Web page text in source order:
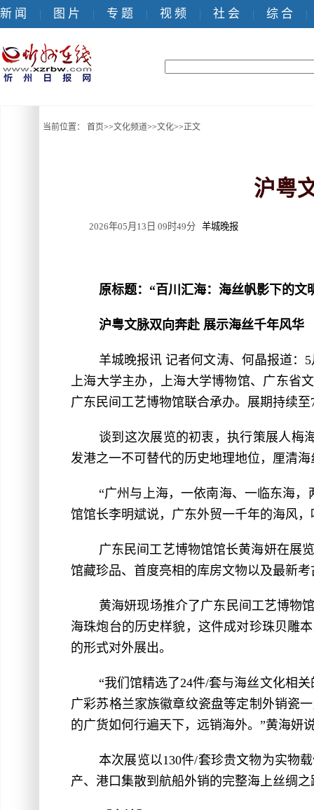
新 闻 | 图 片 | 专 题 | 视 频 | 社 会 | 综 合 |
当前位置： 首页>>文化频道>>文化>>正文
沪粤
2026年05月13日 09时49分 羊城晚报
原标题：“百川汇海：海丝帆影下的
沪粤文脉双向奔赴 展示海丝千年风华
羊城晚报讯 记者何文涛、何晶报道：
上海大学主办，上海大学博物馆、广东省
广东民间工艺博物馆联合承办。展期持续至
谈到这次展览的初衷，执行策展人梅
发港之一不可替代的历史地理地位，厘清
“广州与上海，一依南海、一临东海
馆馆长李明斌说，广东外贸一千年的海风
广东民间工艺博物馆馆长黄海妍在展
馆藏珍品、首度亮相的库房文物以及最新
黄海妍现场推介了广东民间工艺博物
海珠炮台的历史样貌，这件成对珍珠贝雕
的形式对外展出。
“我们馆精选了24件/套与海丝文化相
广彩苏格兰家族徽章纹瓷盘等定制外销瓷
的广货如何行遍天下，远销海外。”黄海妍
本次展览以130件/套珍贵文物为实物
产、港口集散到航船外销的完整海上丝绸